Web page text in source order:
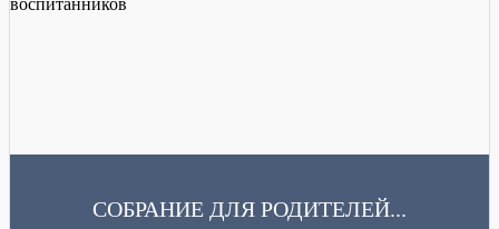
СОБРАНИЕ ДЛЯ РОДИТЕЛЕЙ...